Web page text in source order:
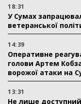
18:31
У Сумах
ветеранської
14:39
Оперативне
голови Артем
ворожої атаки на
13:31
Не лише доступний